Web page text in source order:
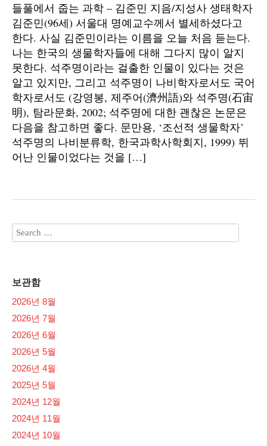
들풀에서 줍는 과학 – 김준민 지음/지성사 생태학자
김준민(96세) 서울대 명예교수께서 별세하셨다고
한다. 사실 김준민이라는 이름을 오늘 처음 듣는다.
나는 한국의 생물학자들에 대해 그다지 많이 알지
못한다. 석주명이라는 걸출한 인물이 있다는 것은
알고 있지만, 그리고 석주명이 나비학자로서도 국어
학자로서도 (강영봉, 제주어(濟州語)와 석주명(石宙
明), 탐라문화, 2002; 석주명에 대한 괜찮은 논문은
다음을 참고하면 좋다. 문만용, ‘조선적 생물학자’
석주명의 나비분류학, 한국과학사학회지, 1999) 뛰
어난 인물이었다는 것을 […]
보관함
2026년 8월
2026년 7월
2026년 6월
2026년 5월
2026년 4월
2025년 5월
2024년 12월
2024년 11월
2024년 10월